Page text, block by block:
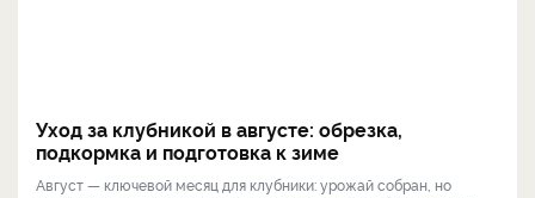
Уход за клубникой в августе: обрезка,
подкормка и подготовка к зиме
Август — ключевой месяц для клубники: урожай собран, но